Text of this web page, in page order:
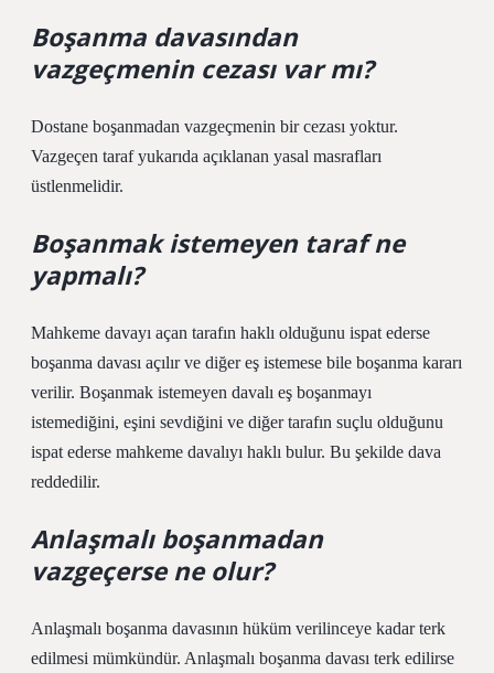
Boşanma davasından
vazgeçmenin cezası var mı?
Dostane boşanmadan vazgeçmenin bir cezası yoktur.
Vazgeçen taraf yukarıda açıklanan yasal masrafları
üstlenmelidir.
Boşanmak istemeyen taraf ne
yapmalı?
Mahkeme davayı açan tarafın haklı olduğunu ispat ederse
boşanma davası açılır ve diğer eş istemese bile boşanma kararı
verilir. Boşanmak istemeyen davalı eş boşanmayı
istemediğini, eşini sevdiğini ve diğer tarafın suçlu olduğunu
ispat ederse mahkeme davalıyı haklı bulur. Bu şekilde dava
reddedilir.
Anlaşmalı boşanmadan
vazgeçerse ne olur?
Anlaşmalı boşanma davasının hüküm verilinceye kadar terk
edilmesi mümkündür. Anlaşmalı boşanma davası terk edilirse